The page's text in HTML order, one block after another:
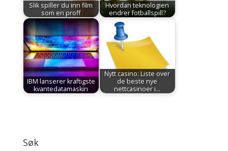
Slik spiller du inn film
som en proff
Hvordan teknologien
endrer fotballspill?
IBM lanserer kraftigste
kvantedatamaskin
Nytt casino: Liste over
de beste nye
nettcasinoer i…
Søk